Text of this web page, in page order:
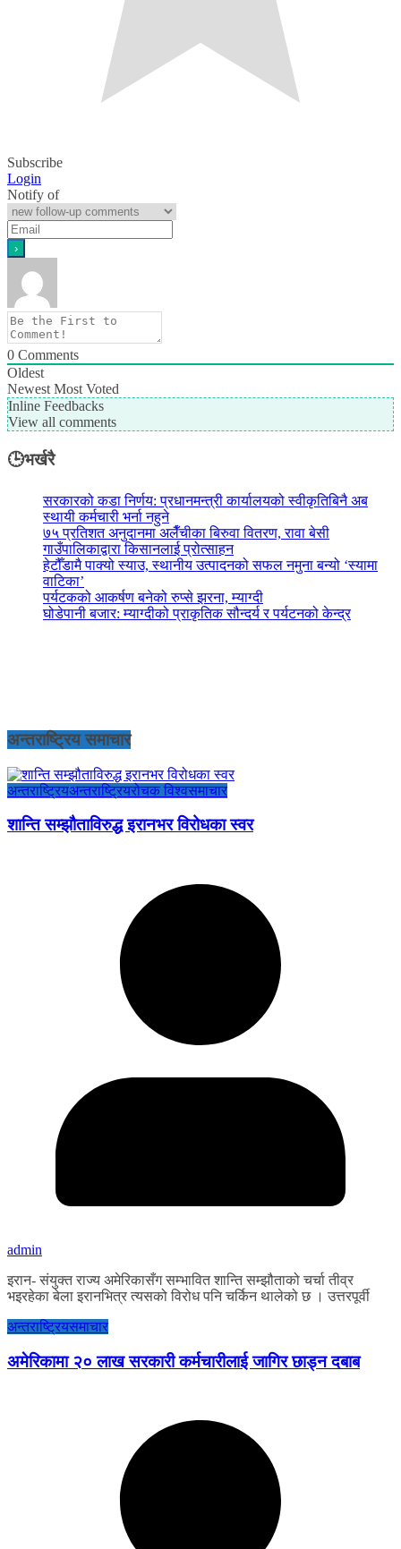
Subscribe
Login
Notify of
0 Comments
Oldest
Newest Most Voted
Inline Feedbacks
View all comments
🕒भर्खरै
सरकारको कडा निर्णय: प्रधानमन्त्री कार्यालयको स्वीकृतिबिनै अब
स्थायी कर्मचारी भर्ना नहुने
७५ प्रतिशत अनुदानमा अलैँचीका बिरुवा वितरण, रावा बेसी
गाउँपालिकाद्वारा किसानलाई प्रोत्साहन
हेटौँडामै पाक्यो स्याउ, स्थानीय उत्पादनको सफल नमुना बन्यो ‘स्यामा
वाटिका’
पर्यटकको आकर्षण बनेको रुप्से झरना, म्याग्दी
घोडेपानी बजार: म्याग्दीको प्राकृतिक सौन्दर्य र पर्यटनको केन्द्र
अन्तराष्ट्रिय समाचार
अन्तराष्ट्रियअन्तराष्ट्रियरोचक विश्वसमाचार
शान्ति सम्झौताविरुद्ध इरानभर विरोधका स्वर
admin
इरान- संयुक्त राज्य अमेरिकासँग सम्भावित शान्ति सम्झौताको चर्चा तीव्र
भइरहेका बेला इरानभित्र त्यसको विरोध पनि चर्किन थालेको छ । उत्तरपूर्वी
अन्तराष्ट्रियसमाचार
अमेरिकामा २० लाख सरकारी कर्मचारीलाई जागिर छाड्न दबाब